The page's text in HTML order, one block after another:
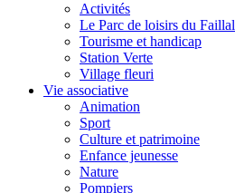
Activités
Le Parc de loisirs du Faillal
Tourisme et handicap
Station Verte
Village fleuri
Vie associative
Animation
Sport
Culture et patrimoine
Enfance jeunesse
Nature
Pompiers